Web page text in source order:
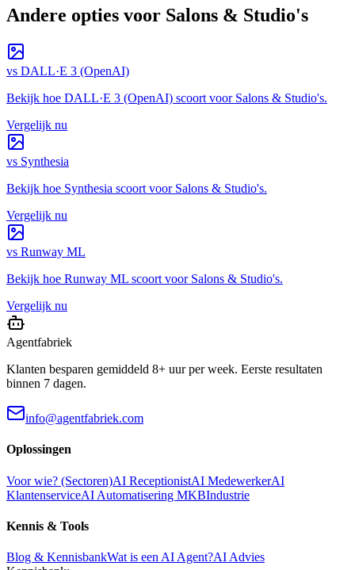
Andere opties voor Salons & Studio's
vs DALL·E 3 (OpenAI)
Bekijk hoe DALL·E 3 (OpenAI) scoort voor Salons & Studio's.
Vergelijk nu
vs Synthesia
Bekijk hoe Synthesia scoort voor Salons & Studio's.
Vergelijk nu
vs Runway ML
Bekijk hoe Runway ML scoort voor Salons & Studio's.
Vergelijk nu
Agentfabriek
Klanten besparen gemiddeld 8+ uur per week. Eerste resultaten
binnen 7 dagen.
info@agentfabriek.com
Oplossingen
Voor wie? (Sectoren)AI ReceptionistAI MedewerkerAI
KlantenserviceAI Automatisering MKBIndustrie
Kennis & Tools
Blog & KennisbankWat is een AI Agent?AI Advies